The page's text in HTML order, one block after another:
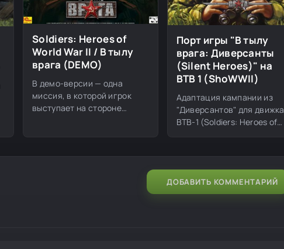
Soldiers: Heroes of
World War II / В тылу
врага (DEMO)
В демо-версии — одна
миссия, в которой игрок
выступает на стороне
Порт игры "В тылу
врага: Диверсанты
(Silent Heroes)" на
ВТВ 1 (ShoWWII)
Адаптация кампании из
"Диверсантов" для движка
ВТВ-1 (Soldiers: Heroes of
ДОБАВИТЬ КОММЕНТАРИЙ